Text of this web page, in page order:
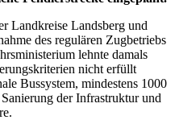
Landkreise Landsberg und
des regulären Zugbetriebs
lehnte damals
nicht erfüllt
Bussystem, mindestens 1000
der Infrastruktur und